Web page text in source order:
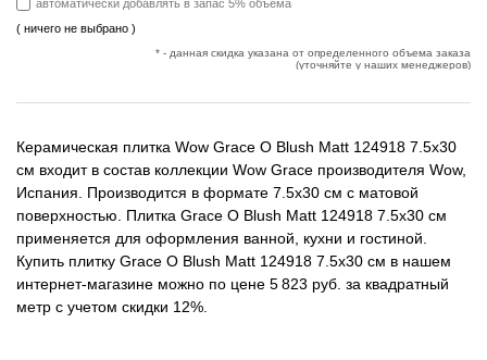
автоматически добавлять в запас 5% объема
( ничего не выбрано )
* - данная скидка указана от определенного объема заказа
(уточняйте у наших менеджеров)
Керамическая плитка Wow Grace O Blush Matt 124918 7.5x30
см входит в состав коллекции Wow Grace производителя Wow,
Испания. Производится в формате 7.5x30 см с матовой
поверхностью. Плитка Grace O Blush Matt 124918 7.5x30 см
применяется для оформления ванной, кухни и гостиной.
Купить плитку Grace O Blush Matt 124918 7.5x30 см в нашем
интернет-магазине можно по цене 5 823 руб. за квадратный
метр с учетом скидки 12%.